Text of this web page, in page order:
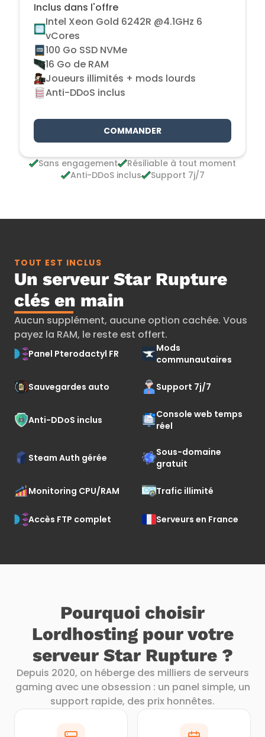
Inclus dans l'offre
Intel Xeon Gold 6242R @4.1GHz 6
vCores
100 Go SSD NVMe
16 Go de RAM
Joueurs illimités + mods lourds
Anti-DDoS inclus
COMMANDER
Sans engagement
Résiliable à tout moment
Anti-DDoS inclus
Support 7j/7
TOUT EST INCLUS
Un serveur Star Rupture
clés en main
Aucun supplément, aucune option cachée. Vous
payez la RAM, le reste est offert.
Panel Pterodactyl FR
Mods
communautaires
Sauvegardes auto Support 7j/7
Anti-DDoS inclus
Console web temps
réel
Steam Auth gérée
Sous-domaine
gratuit
Monitoring CPU/RAM Trafic illimité
Accès FTP complet Serveurs en France
Pourquoi choisir
Lordhosting pour votre
serveur Star Rupture ?
Depuis 2020, on héberge des milliers de serveurs
gaming avec une obsession : un panel simple, un
support rapide, des prix honnêtes.